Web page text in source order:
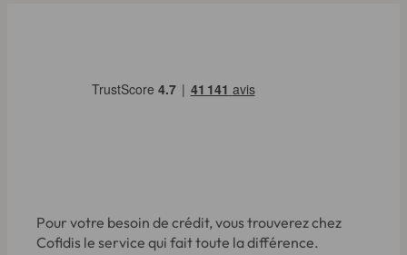
Pour votre besoin de crédit, vous trouverez chez
Cofidis le service qui fait toute la différence.